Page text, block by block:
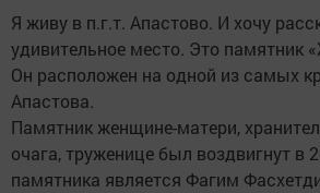
Я живу в п.г.т. Апастово. И хочу
удивительное место. Это памятник
Он расположен на одной из самых
Апастова.
Памятник женщине-матери,
очага, труженице был воздвигнут в
памятника является Фагим